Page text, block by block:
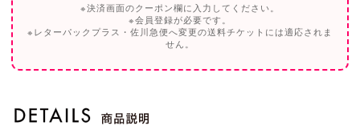
※決済画面のクーポン欄に入力してください。
※会員登録が必要です。
※レターパックプラス・佐川急便へ変更の送料チケットには適応されま
せん。